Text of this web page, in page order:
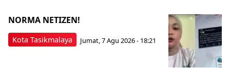
Kota Tasikmalaya
NORMA NETIZEN!
Jumat, 7 Agu 2026 - 18:21